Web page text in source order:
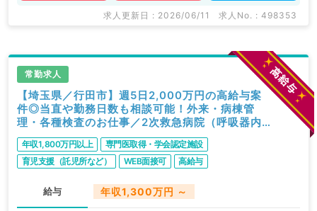
求人更新日 : 2026/06/11 求人No. : 498353
常勤求人
【埼玉県／行田市】週5日2,000万円の高給与案
件◎当直や勤務日数も相談可能！外来・病棟管
理・各種検査のお仕事／2次救急病院（呼吸器内
科／常勤）
年収1,800万円以上
専門医取得・学会認定施設
育児支援（託児所など）
WEB面接可 高給与
給与 年収1,300万円 ～